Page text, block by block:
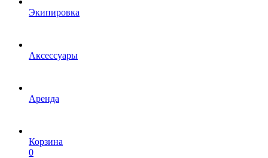
Экипировка
Аксессуары
Аренда
Корзина
0